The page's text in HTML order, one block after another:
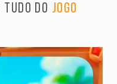
tudo do jogo